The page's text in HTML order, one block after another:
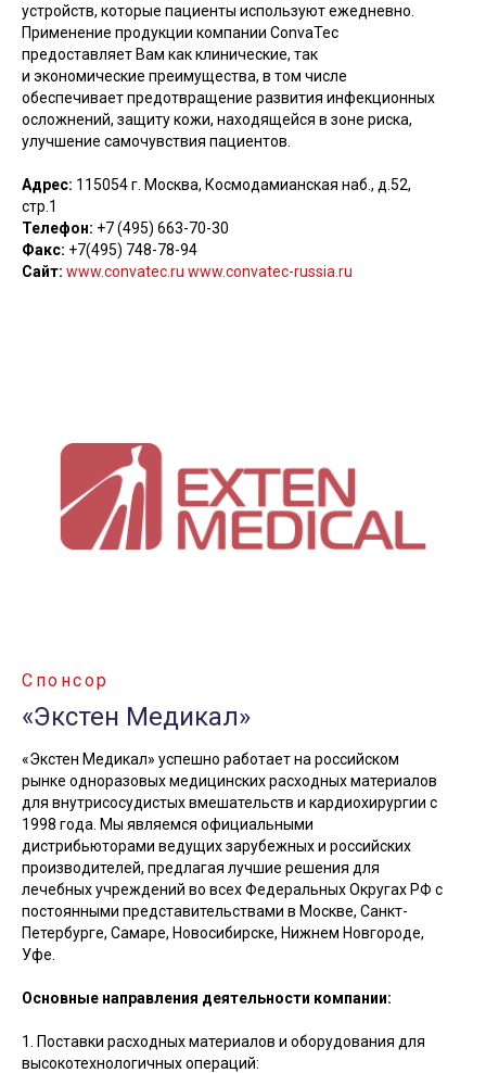
устройств, которые пациенты используют ежедневно.
Применение продукции компании ConvaTec
предоставляет Вам как клинические, так
и экономические преимущества, в том числе
обеспечивает предотвращение развития инфекционных
осложнений, защиту кожи, находящейся в зоне риска,
улучшение самочувствия пациентов.
Адрес: 115054 г. Москва, Космодамианская наб., д.52,
стр.1
Телефон: +7 (495) 663-70-30
Факс: +7(495) 748-78-94
Сайт: www.convatec.ru www.convatec-russia.ru
Спонсор
«Экстен Медикал»
«Экстен Медикал» успешно работает на российском
рынке одноразовых медицинских расходных материалов
для внутрисосудистых вмешательств и кардиохирургии с
1998 года. Мы являемся официальными
дистрибьюторами ведущих зарубежных и российских
производителей, предлагая лучшие решения для
лечебных учреждений во всех Федеральных Округах РФ с
постоянными представительствами в Москве, Санкт-
Петербурге, Самаре, Новосибирске, Нижнем Новгороде,
Уфе.
Основные направления деятельности компании:
1. Поставки расходных материалов и оборудования для
высокотехнологичных операций: